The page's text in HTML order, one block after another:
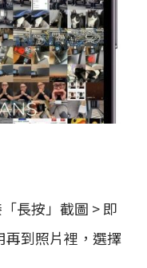
長按」截圖 > 即
再到照片裡，選擇